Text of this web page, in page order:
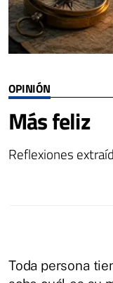
OPINIÓN
Más feliz
Reflexiones
Toda persona